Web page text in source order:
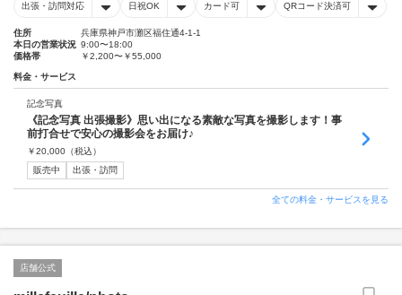
出張・訪問対応 日祝OK カード可 QRコード決済可
住所
兵庫県神戸市灘区福住通4-1-1
本日の営業状況 9:00〜18:00
価格帯
￥2,200〜￥55,000
料金・サービス
記念写真
《記念写真 出張撮影》思い出になる素敵な写真を撮影します！事
前打合せで安心の撮影会をお届け♪
￥20,000 （税込）
販売中
出張・訪問
全ての料金・サービスを見る
店舗公式